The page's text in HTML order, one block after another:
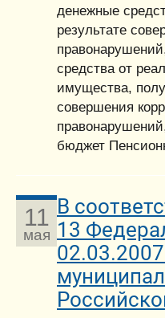
денежные
результате
средства от
имущества,
совершения
бюджет
11
мая
В
13